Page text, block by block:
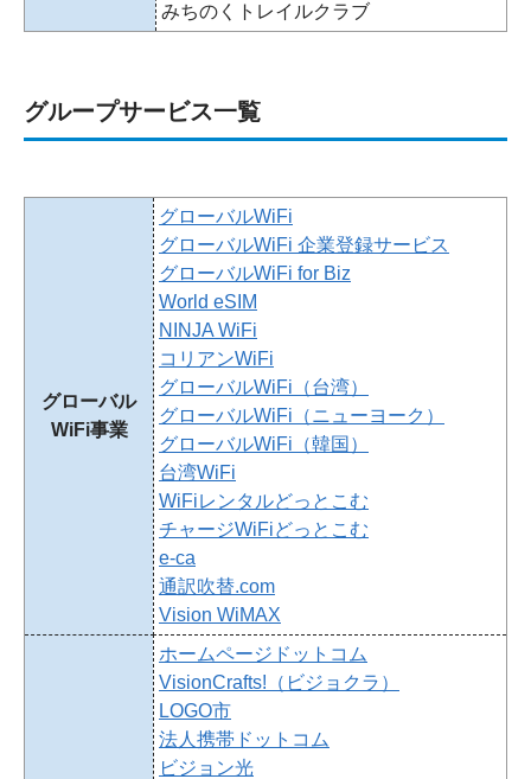
みちのくトレイルクラブ
グループサービス一覧
グローバル
WiFi事業
グローバルWiFi
グローバルWiFi 企業登録サービス
グローバルWiFi for Biz
World eSIM
NINJA WiFi
コリアンWiFi
グローバルWiFi（台湾）
グローバルWiFi（ニューヨーク）
グローバルWiFi（韓国）
台湾WiFi
WiFiレンタルどっとこむ
チャージWiFiどっとこむ
e-ca
通訳吹替.com
Vision WiMAX
ホームページドットコム
VisionCrafts!（ビジョクラ）
LOGO市
法人携帯ドットコム
ビジョン光